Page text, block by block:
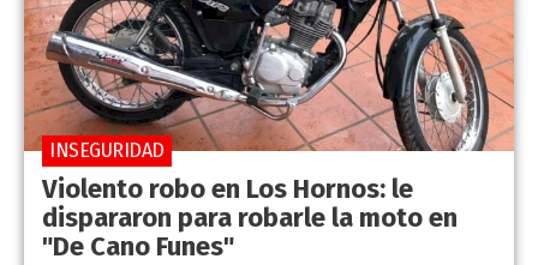
Violento robo en Los Hornos: le
dispararon para robarle la moto en
"De Cano Funes"
INSEGURIDAD